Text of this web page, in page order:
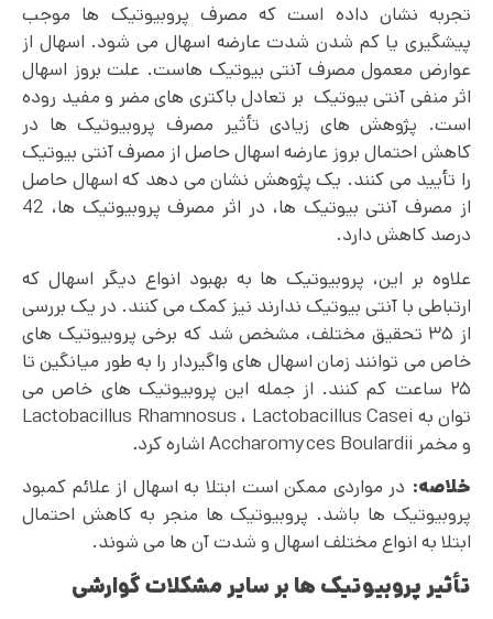
تجربه نشان داده است که مصرف پروبیوتیک ها موجب
پیشگیری یا کم شدن شدت عارضه اسهال می شود. اسهال از
عوارض معمول مصرف آنتی بیوتیک هاست. علت بروز اسهال
اثر منفی آنتی بیوتیک بر تعادل باکتری های مضر و مفید روده
است. پژوهش های زیادی تأثیر مصرف پروبیوتیک ها در
کاهش احتمال بروز عارضه اسهال حاصل از مصرف آنتی بیوتیک
را تأیید می کنند. یک پژوهش نشان می دهد که اسهال حاصل
از مصرف آنتی بیوتیک ها، در اثر مصرف پروبیوتیک ها، 42
درصد کاهش دارد.
علاوه بر این، پروبیوتیک ها به بهبود انواع دیگر اسهال که
ارتباطی با آنتی بیوتیک ندارند نیز کمک می کنند. در یک بررسی
از ۳۵ تحقیق مختلف، مشخص شد که برخی پروبیوتیک های
خاص می توانند زمان اسهال های واگیردار را به طور میانگین تا
۲۵ ساعت کم کنند. از جمله این پروبیوتیک های خاص می
توان به Lactobacillus Rhamnosus ، Lactobacillus Casei
و مخمر Accharomyces Boulardii اشاره کرد
.
خلاصه: در مواردی ممکن است ابتلا به اسهال از علائم کمبود
پروبیوتیک ها باشد. پروبیوتیک ها منجر به کاهش احتمال
ابتلا به انواع مختلف اسهال و شدت آن ها می شوند.
تأثیر پروبیوتیک ها بر سایر مشکلات گوارشی